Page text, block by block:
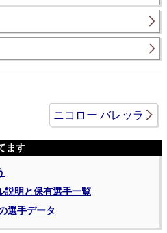
ニコロー バレッラ
ます
説明と保有選手一覧
選手データ